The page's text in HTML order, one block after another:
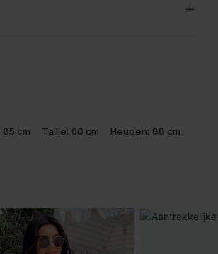
85 cm Taille: 60 cm Heupen: 88 cm